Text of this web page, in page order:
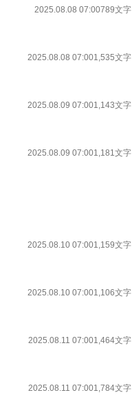
2025.08.08 07:00789文字
2025.08.08 07:001,535文字
2025.08.09 07:001,143文字
2025.08.09 07:001,181文字
2025.08.10 07:001,159文字
2025.08.10 07:001,106文字
2025.08.11 07:001,464文字
2025.08.11 07:001,784文字